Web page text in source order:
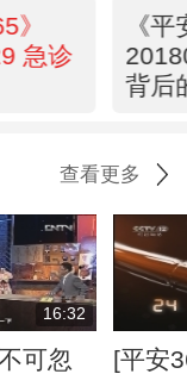
》
急诊
《
背后
查看更多
16:32
可忽
[平安